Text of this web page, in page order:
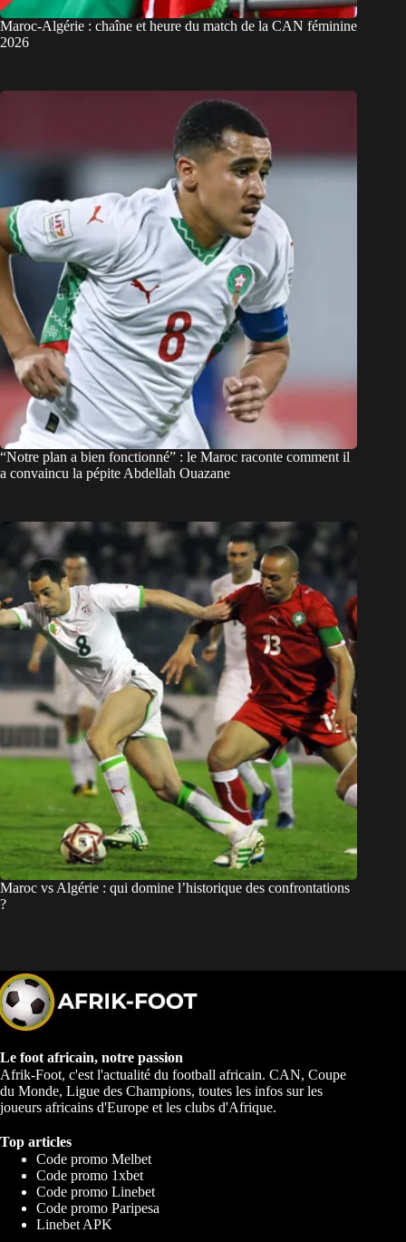
Maroc-Algérie : chaîne et heure du match de la CAN féminine
2026
“Notre plan a bien fonctionné” : le Maroc raconte comment il
a convaincu la pépite Abdellah Ouazane
Maroc vs Algérie : qui domine l’historique des confrontations
?
Le foot africain, notre passion
Afrik-Foot, c'est l'actualité du football africain. CAN, Coupe
du Monde, Ligue des Champions, toutes les infos sur les
joueurs africains d'Europe et les clubs d'Afrique.
Top articles
Code promo Melbet
Code promo 1xbet
Code promo Linebet
Code promo Paripesa
Linebet APK